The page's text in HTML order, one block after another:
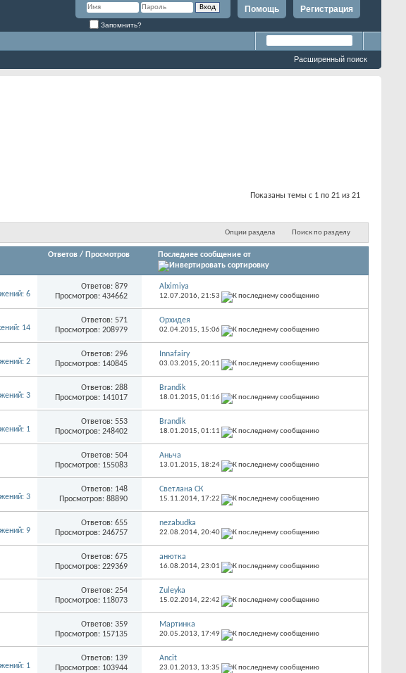
Регистрация
Помощь
Запомнить?
Расширенный поиск
Показаны темы с 1 по 21 из 21
Опции раздела Поиск по разделу
Ответов / Просмотров Последнее сообщение от
Ответов: 879
Просмотров: 434662
Alximiya
12.07.2016, 21:53
Ответов: 571
Просмотров: 208979
Орхидея
02.04.2015, 15:06
Ответов: 296
Просмотров: 140845
Innafairy
03.03.2015, 20:11
Ответов: 288
Просмотров: 141017
Brandik
18.01.2015, 01:16
Ответов: 553
Просмотров: 248402
Brandik
18.01.2015, 01:11
Ответов: 504
Просмотров: 155083
Аньча
13.01.2015, 18:24
Ответов: 148
Просмотров: 88890
Светлана СК
15.11.2014, 17:22
Ответов: 655
Просмотров: 246757
nezabudka
22.08.2014, 20:40
Ответов: 675
Просмотров: 229369
анютка
16.08.2014, 23:01
Ответов: 254
Просмотров: 118073
Zuleyka
15.02.2014, 22:42
Ответов: 359
Просмотров: 157135
Мартинка
20.05.2013, 17:49
Ответов: 139
Просмотров: 103944
Ancit
23.01.2013, 13:35